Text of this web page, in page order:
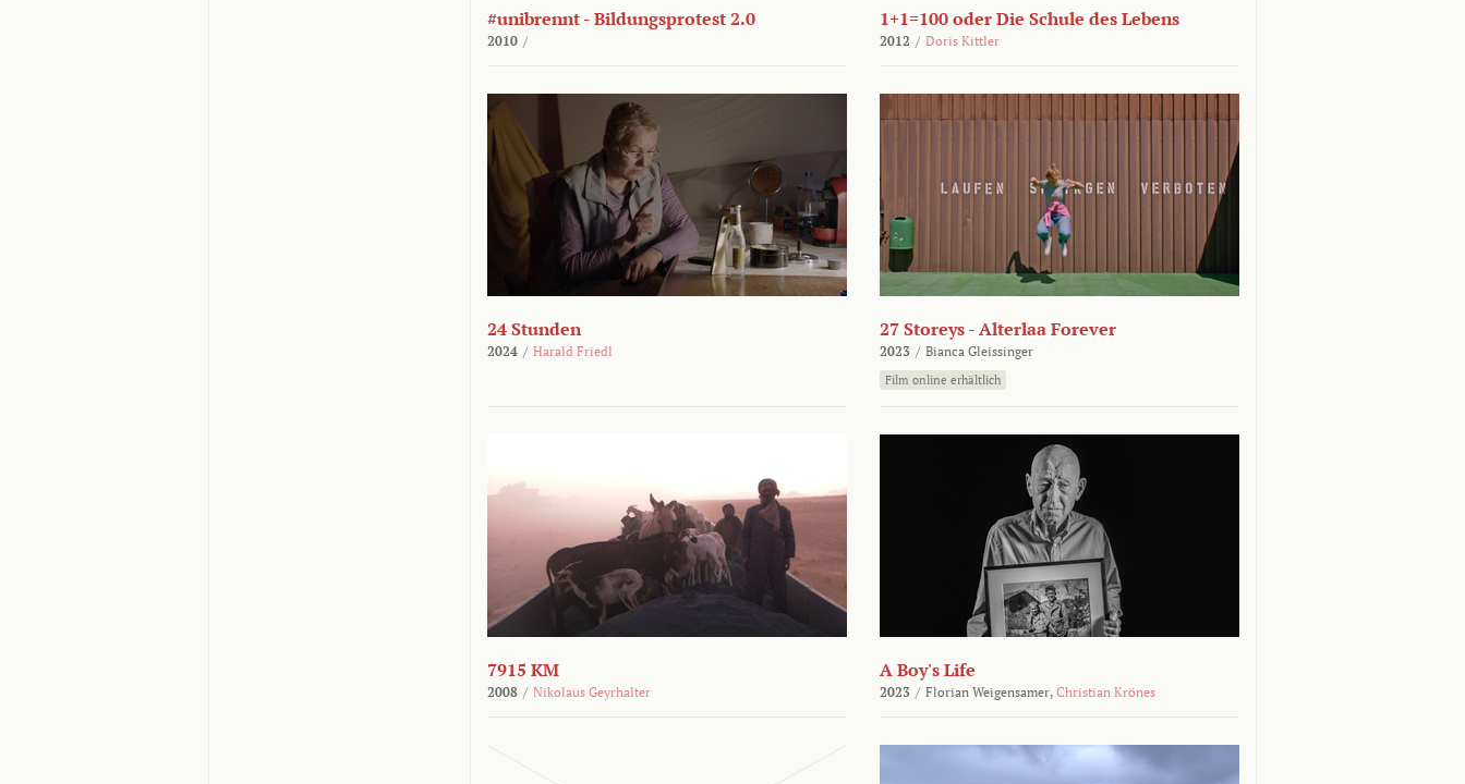
#unibrennt - Bildungsprotest 2.0
2010 /
1+1=100 oder Die Schule des Lebens
2012 / Doris Kittler
24 Stunden
2024 / Harald Friedl
27 Storeys - Alterlaa Forever
2023 / Bianca Gleissinger
Film online erhältlich
7915 KM
2008 / Nikolaus Geyrhalter
A Boy's Life
2023 / Florian Weigensamer, Christian Krönes